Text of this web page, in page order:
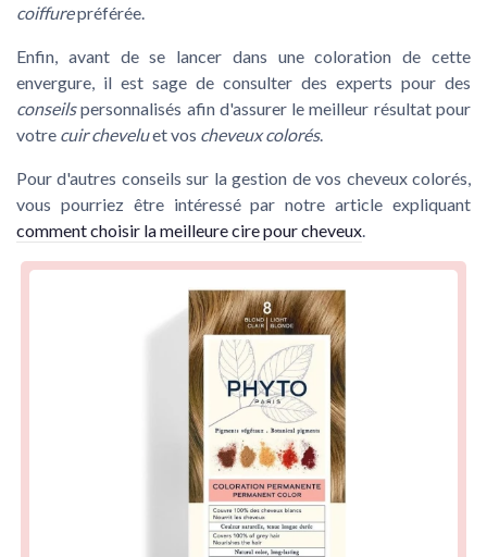
coiffurepréférée.
Enfin, avant de se lancer dans une coloration de cette
envergure, il est sage de consulter des experts pour des
conseilspersonnalisés afin d'assurer le meilleur résultat pour
votre cuir cheveluet vos cheveux colorés.
Pour d'autres conseils sur la gestion de vos cheveux colorés,
vous pourriez être intéressé par notre article expliquant
comment choisir la meilleure cire pour cheveux